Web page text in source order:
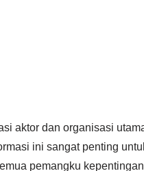
aktor dan organisasi
ini sangat penting
pemangku